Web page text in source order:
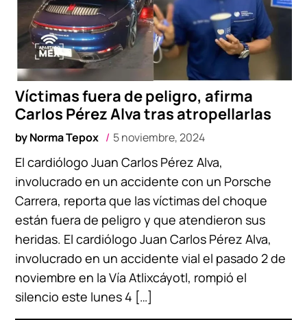
Víctimas fuera de peligro, afirma
Carlos Pérez Alva tras atropellarlas
byNorma Tepox 5 noviembre, 2024
El cardiólogo Juan Carlos Pérez Alva,
involucrado en un accidente con un Porsche
Carrera, reporta que las víctimas del choque
están fuera de peligro y que atendieron sus
heridas. El cardiólogo Juan Carlos Pérez Alva,
involucrado en un accidente vial el pasado 2 de
noviembre en la Vía Atlixcáyotl, rompió el
silencio este lunes 4 […]